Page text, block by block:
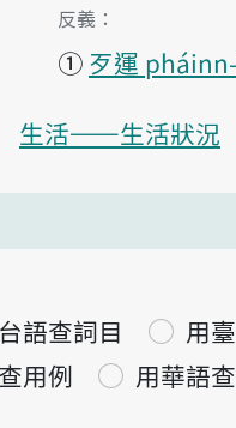
第1項釋義的
反義：
① 歹運
生活——生活狀況
語查詞目
用
用例
用華語